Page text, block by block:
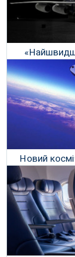
перетнути
Новий